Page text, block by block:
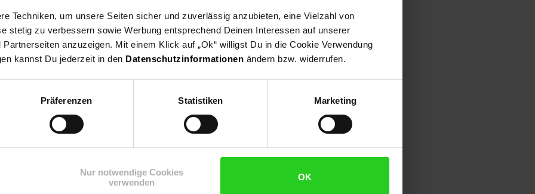
Techniken, um unsere Seiten sicher und zuverlässig anzubieten, eine Vielzahl von
stetig zu verbessern sowie Werbung entsprechend Deinen Interessen auf unserer
anzuzeigen. Mit einem Klick auf „Ok“ willigst Du in die Cookie Verwendung
kannst Du jederzeit in den Datenschutzinformationen ändern bzw. widerrufen.
Präferenzen Statistiken Marketing
Nur notwendige Cookies
verwenden
OK